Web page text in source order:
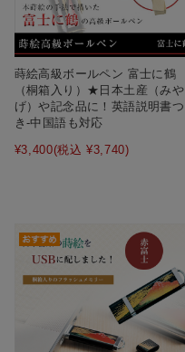
蒔絵高級ボールペン 富士に鶴
（桐箱入り）★日本土産（みや
げ）や記念品に！英語説明書つ
き-中国語も対応
¥3,400(税込 ¥3,740)